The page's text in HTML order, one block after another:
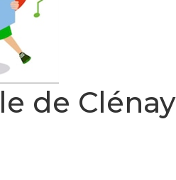
de Clénay